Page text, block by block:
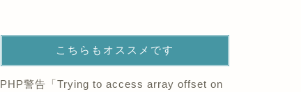
こちらもオススメです
PHP警告「Trying to access array offset on